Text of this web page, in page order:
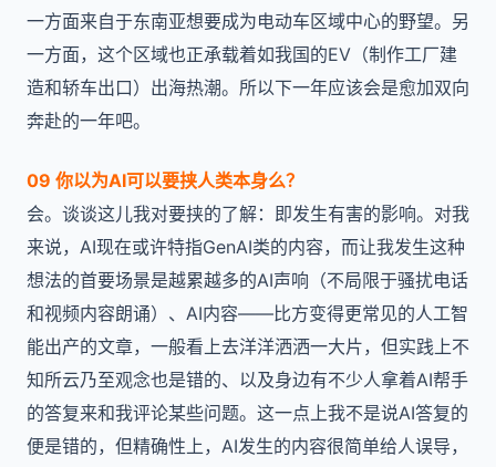
一方面来自于东南亚想要成为电动车区域中心的野望。另
一方面，这个区域也正承载着如我国的EV（制作工厂建
造和轿车出口）出海热潮。所以下一年应该会是愈加双向
奔赴的一年吧。
09 你以为AI可以要挟人类本身么？
会。谈谈这儿我对要挟的了解：即发生有害的影响。对我
来说，AI现在或许特指GenAI类的内容，而让我发生这种
想法的首要场景是越累越多的AI声响（不局限于骚扰电话
和视频内容朗诵）、AI内容——比方变得更常见的人工智
能出产的文章，一般看上去洋洋洒洒一大片，但实践上不
知所云乃至观念也是错的、以及身边有不少人拿着AI帮手
的答复来和我评论某些问题。这一点上我不是说AI答复的
便是错的，但精确性上，AI发生的内容很简单给人误导，